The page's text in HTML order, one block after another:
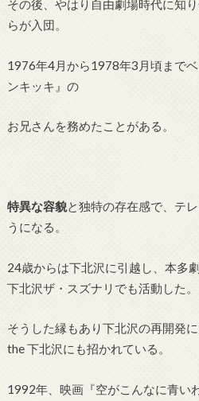
その後、やはり自由劇場時代に知
らが入団。
1976年4月から1978年3月頃まで
ンキッキ』の
お兄さんを務めたことがある。
特異な容貌と独特の存在感で、テ
うになる。
24歳からは下北沢に引越し、本多
下北沢ザ・スズナリでも活動した。
そうした縁もあり下北沢の再開発
the 下北沢にも招かれている。
1992年、映画『空がこんなに青い